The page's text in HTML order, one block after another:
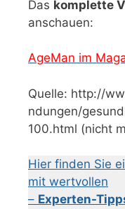
Das komplette
anschauen:
AgeMan im
Quelle: http://
ndungen/
100.html (nicht
Hier finden Sie
mit wertvollen
– Experten-